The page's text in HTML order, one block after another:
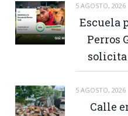
5 AGOSTO, 2026
Escuela
Perros
solicita
5 AGOSTO, 2026
Calle